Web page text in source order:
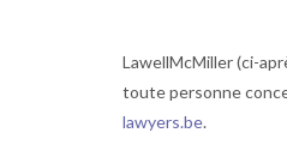
LawellMcMiller (ci-
toute personne
lawyers.be.